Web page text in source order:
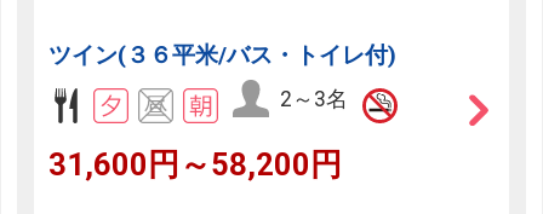
ツイン(３６平米/バス・トイレ付)
2～3名
31,600円～58,200円